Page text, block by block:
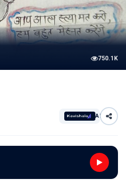
750.1K
AI